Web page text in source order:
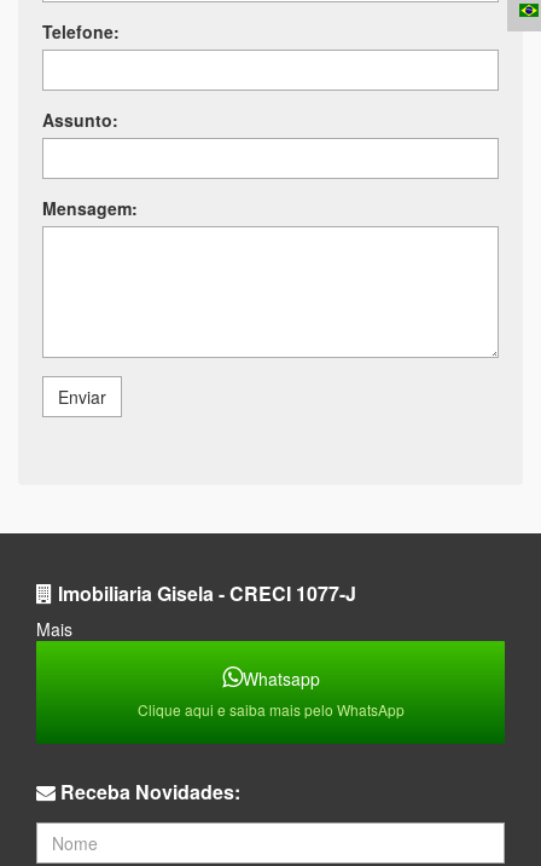
Telefone:
Assunto:
Mensagem:
Enviar
Imobiliaria Gisela - CRECI 1077-J
Mais
Whatsapp
Clique aqui e saiba mais pelo WhatsApp
Receba Novidades: